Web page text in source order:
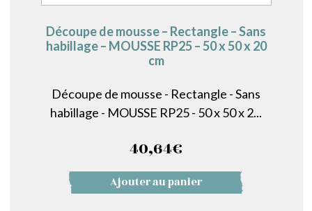
Découpe de mousse – Rectangle – Sans
habillage – MOUSSE RP25 – 50 x 50 x 20
cm
Découpe de mousse - Rectangle - Sans
habillage - MOUSSE RP25 - 50 x 50 x 2...
40,64€
Ajouter au panier